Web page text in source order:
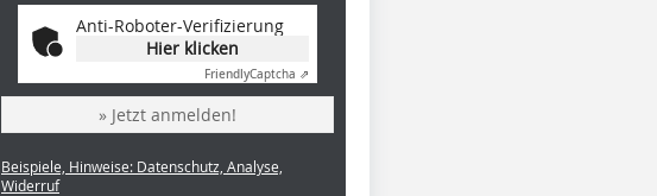
Anti-Roboter-Verifizierung
Hier klicken
FriendlyCaptcha ⇗
» Jetzt anmelden!
Beispiele, Hinweise: Datenschutz, Analyse,
Widerruf